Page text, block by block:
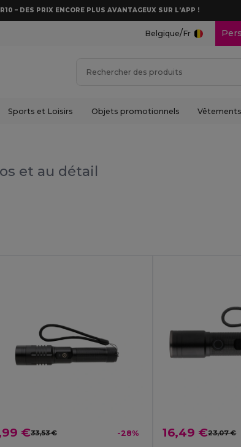
– DES PRIX ENCORE PLUS AVANTAGEUX SUR L’APP !
Belgique/Fr
Sports et Loisirs Objets promotionnels Vêtements
et au détail
€33,53 € -28% 16,49 €23,07 €